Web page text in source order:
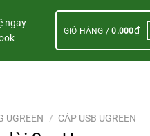
ngay
GIỎ HÀNG /0.000₫
UGREEN / CÁP USB UGREEN